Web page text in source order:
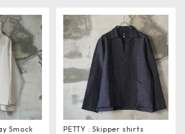
Smock PETTY : Skipper shirts